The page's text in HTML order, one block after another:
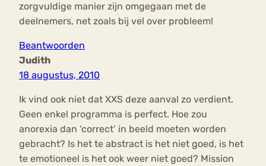
zorgvuldige manier zijn omgegaan met de
deelnemers, net zoals bij vel over probleem!
Beantwoorden
Judith
18 augustus, 2010
Ik vind ook niet dat XXS deze aanval zo verdient.
Geen enkel programma is perfect. Hoe zou
anorexia dan ‘correct’ in beeld moeten worden
gebracht? Is het te abstract is het niet goed, is het
te emotioneel is het ook weer niet goed? Mission